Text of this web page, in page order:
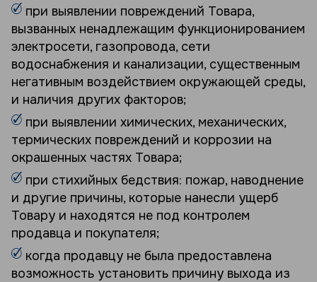
при выявлении повреждений Товара,
вызванных ненадлежащим функционированием
электросети, газопровода, сети
водоснабжения и канализации, существенным
негативным воздействием окружающей среды,
и наличия других факторов;
при выявлении химических, механических,
термических повреждений и коррозии на
окрашенных частях Товара;
при стихийных бедствия: пожар, наводнение
и другие причины, которые нанесли ущерб
Товару и находятся не под контролем
продавца и покупателя;
когда продавцу не была предоставлена
возможность установить причину выхода из